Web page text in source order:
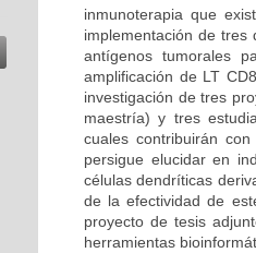
inmunoterapia que
implementación de
antígenos tumorales
amplificación de LT
investigación de tres
maestría) y tres
cuales contribuirán
persigue elucidar en
células dendríticas
de la efectividad de
proyecto de tesis
herramientas